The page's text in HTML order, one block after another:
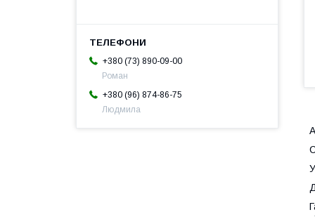
+380 (73) 890-09-00
Роман
+380 (96) 874-86-75
Людмила